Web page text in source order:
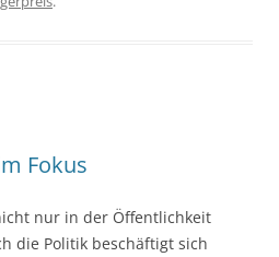
Fokus
nur in der Öffentlichkeit
die Politik beschäftigt sich